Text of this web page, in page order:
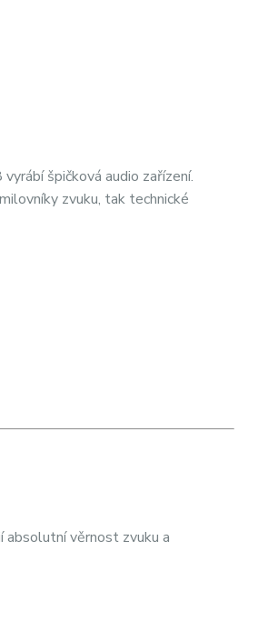
špičková audio zařízení.
zvuku, tak technické
absolutní věrnost zvuku a